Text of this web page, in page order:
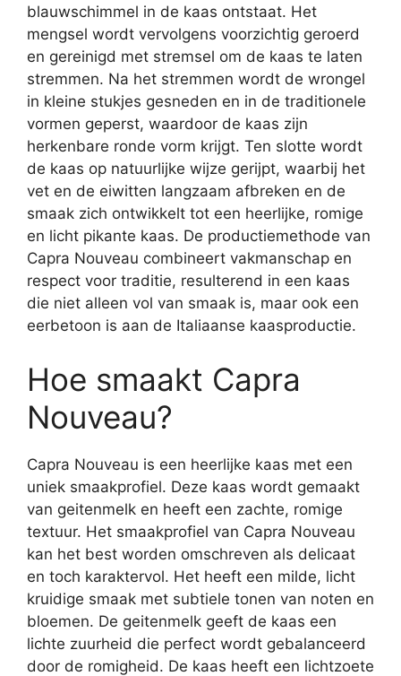
blauwschimmel in de kaas ontstaat. Het
mengsel wordt vervolgens voorzichtig geroerd
en gereinigd met stremsel om de kaas te laten
stremmen. Na het stremmen wordt de wrongel
in kleine stukjes gesneden en in de traditionele
vormen geperst, waardoor de kaas zijn
herkenbare ronde vorm krijgt. Ten slotte wordt
de kaas op natuurlijke wijze gerijpt, waarbij het
vet en de eiwitten langzaam afbreken en de
smaak zich ontwikkelt tot een heerlijke, romige
en licht pikante kaas. De productiemethode van
Capra Nouveau combineert vakmanschap en
respect voor traditie, resulterend in een kaas
die niet alleen vol van smaak is, maar ook een
eerbetoon is aan de Italiaanse kaasproductie.
Hoe smaakt Capra
Nouveau?
Capra Nouveau is een heerlijke kaas met een
uniek smaakprofiel. Deze kaas wordt gemaakt
van geitenmelk en heeft een zachte, romige
textuur. Het smaakprofiel van Capra Nouveau
kan het best worden omschreven als delicaat
en toch karaktervol. Het heeft een milde, licht
kruidige smaak met subtiele tonen van noten en
bloemen. De geitenmelk geeft de kaas een
lichte zuurheid die perfect wordt gebalanceerd
door de romigheid. De kaas heeft een lichtzoete